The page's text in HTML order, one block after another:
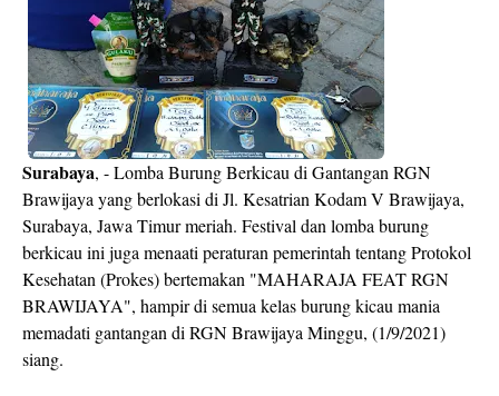
Surabaya, - Lomba Burung Berkicau di Gantangan RGN
Brawijaya yang berlokasi di Jl. Kesatrian Kodam V Brawijaya,
Surabaya, Jawa Timur meriah. Festival dan lomba burung
berkicau ini juga menaati peraturan pemerintah tentang Protokol
Kesehatan (Prokes) bertemakan "MAHARAJA FEAT RGN
BRAWIJAYA", hampir di semua kelas burung kicau mania
memadati gantangan di RGN Brawijaya Minggu, (1/9/2021)
siang.